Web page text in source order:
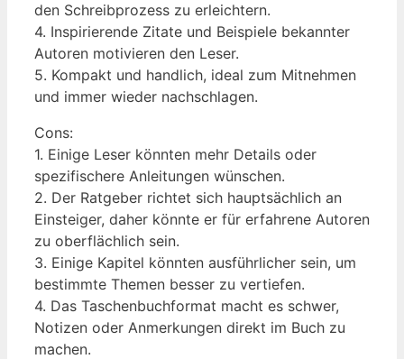
den Schreibprozess zu erleichtern.
4. Inspirierende Zitate und Beispiele bekannter
Autoren motivieren den Leser.
5. Kompakt und handlich, ideal zum Mitnehmen
und immer wieder nachschlagen.
Cons:
1. Einige Leser könnten mehr Details oder
spezifischere Anleitungen wünschen.
2. Der Ratgeber richtet sich hauptsächlich an
Einsteiger, daher könnte er für erfahrene Autoren
zu oberflächlich sein.
3. Einige Kapitel könnten ausführlicher sein, um
bestimmte Themen besser zu vertiefen.
4. Das Taschenbuchformat macht es schwer,
Notizen oder Anmerkungen direkt im Buch zu
machen.